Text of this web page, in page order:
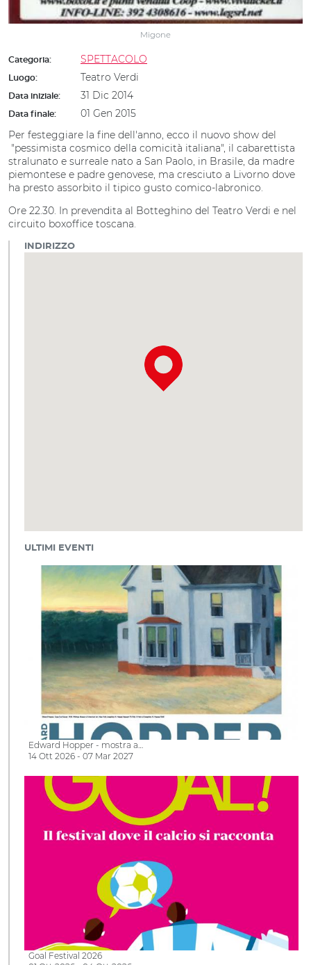
Migone
Categoria: SPETTACOLO
Luogo: Teatro Verdi
Data iniziale: 31 Dic 2014
Data finale:
01 Gen 2015
Per festeggiare la fine dell'anno, ecco il nuovo show del
"pessimista cosmico della comicità italiana", il cabarettista
stralunato e surreale nato a San Paolo, in Brasile, da madre
piemontese e padre genovese, ma cresciuto a Livorno dove
ha presto assorbito il tipico gusto comico-labronico.
Ore 22.30. In prevendita al Botteghino del Teatro Verdi e nel
circuito boxoffice toscana.
INDIRIZZO
ULTIMI EVENTI
Edward Hopper - mostra a…
14 Ott 2026 - 07 Mar 2027
Goal Festival 2026